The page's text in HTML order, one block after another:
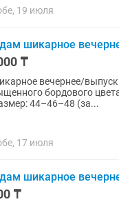
19 июля
шикарное
₸
вечернее/выпускное платье в
бордового
44–46–48 (за...
17 июля
шикарное
₸